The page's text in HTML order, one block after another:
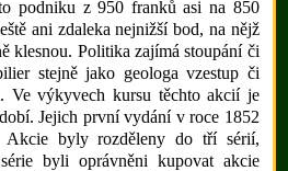
podniku z 950 franků asi na 850
ani zdaleka nejnižší bod, na nějž
klesnou. Politika zajímá stoupání či
stejně jako geologa vzestup či
Ve výkyvech kursu těchto akcií je
Jejich první vydání v roce 1852
Akcie byly rozděleny do tří sérií,
byli oprávněni kupovat akcie